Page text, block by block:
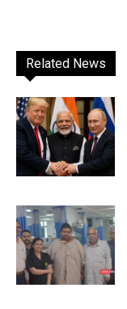
Related News